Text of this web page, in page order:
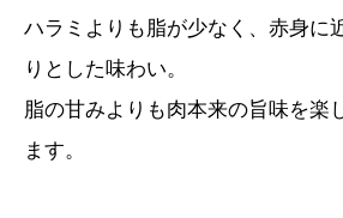
ハラミよりも脂が少なく、赤身に
りとした味わい。
脂の甘みよりも肉本来の旨味を楽
ます。